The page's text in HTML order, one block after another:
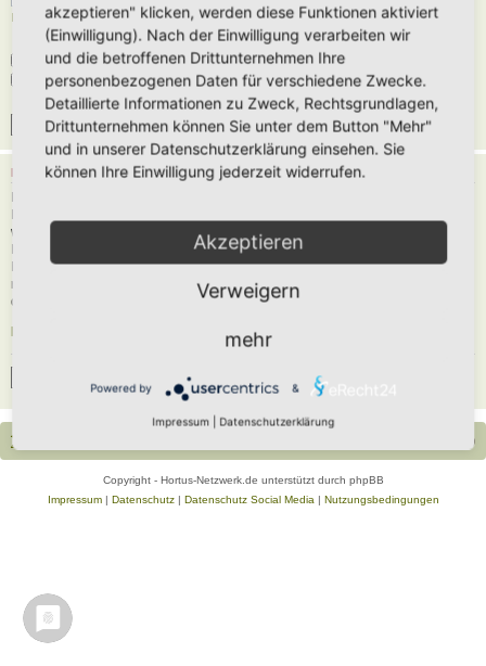
Ich habe mein Passwort vergessen
Angemeldet bleiben
Meinen Online-Status während dieser Sitzung verbergen
REGISTRIEREN
weitere Funktionen zuzugreifen. Die Board-Administration kann registrierten
Benutzern auch zusätzliche Berechtigungen zuweisen. Beachte bitte unsere
Nutzungsbedingungen und die verwandten Regelungen, bevor du dich
registrierst. Bitte beachte auch die jeweiligen Forenregeln, wenn du dich in
diesem Board bewegst.
Datenschutzerklärung
UTC+02:00
Copyright - Hortus-Netzwerk.de unterstützt durch phpBB
Impressum| Datenschutz| Datenschutz Social Media Nutzungsbedingungen
akzeptieren" klicken, werden diese Funktionen aktiviert
(Einwilligung). Nach der Einwilligung verarbeiten wir
und die betroffenen Drittunternehmen Ihre
personenbezogenen Daten für verschiedene Zwecke.
Detaillierte Informationen zu Zweck, Rechtsgrundlagen,
Drittunternehmen können Sie unter dem Button "Mehr"
und in unserer Datenschutzerklärung einsehen. Sie
können Ihre Einwilligung jederzeit widerrufen.
Akzeptieren
Verweigern
mehr
Powered by &
Impressum Datenschutzerklärung